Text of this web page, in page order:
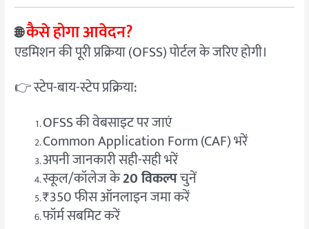
🌐कैसे होगा आवेदन?
एडमिशन की पूरी प्रक्रिया (OFSS) पोर्टल के जरिए होगी।
👉 स्टेप-बाय-स्टेप प्रक्रिया:
OFSS की वेबसाइट पर जाएं
Common Application Form (CAF) भरें
अपनी जानकारी सही-सही भरें
स्कूल/कॉलेज के20 विकल्पचुनें
₹350 फीस ऑनलाइन जमा करें
फॉर्म सबमिट करें